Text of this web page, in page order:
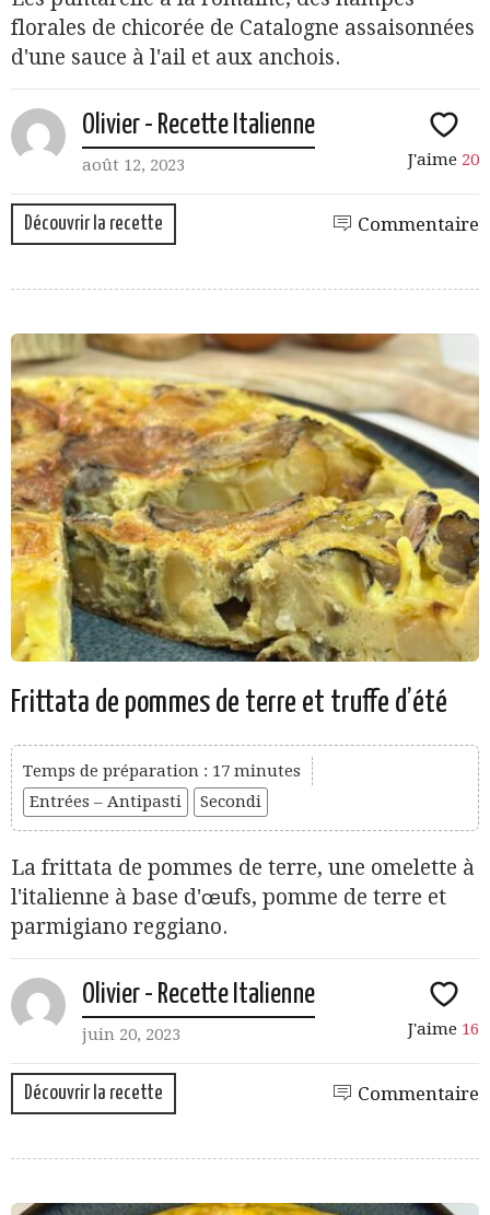
florales de chicorée de Catalogne assaisonnées
d'une sauce à l'ail et aux anchois.
Olivier - Recette Italienne
août 12, 2023 J'aime 20
Découvrir la recette Commentaire
Frittata de pommes de terre et truffe d’été
Temps de préparation : 17 minutes
Entrées – Antipasti
Secondi
La frittata de pommes de terre, une omelette à
l'italienne à base d'œufs, pomme de terre et
parmigiano reggiano.
Olivier - Recette Italienne
juin 20, 2023 J'aime 16
Découvrir la recette Commentaire